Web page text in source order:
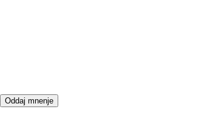
Oddaj mnenje